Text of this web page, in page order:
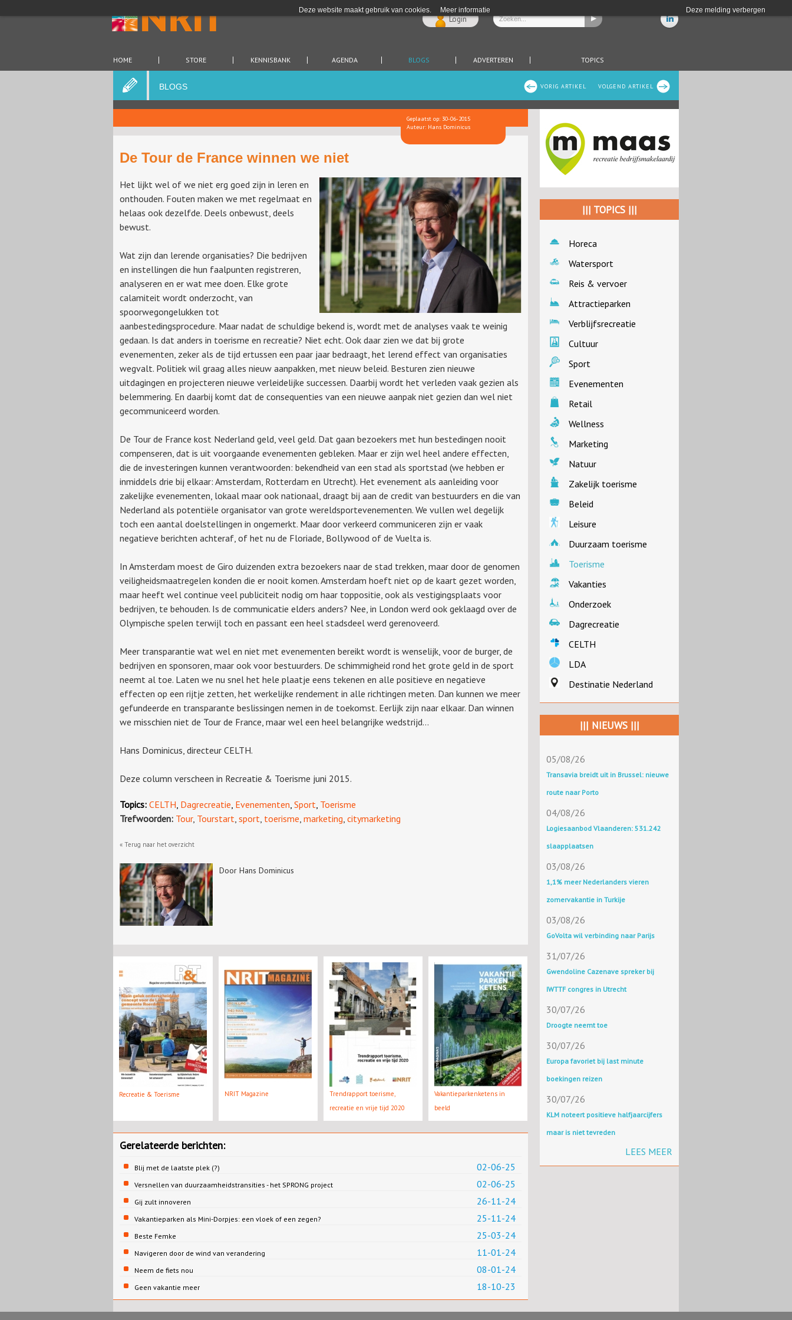
Deze website maakt gebruik van cookies. Meer informatie Deze melding verbergen
Login
HOME STORE KENNISBANK AGENDA BLOGS ADVERTEREN TOPICS
VOLGEND ARTIKEL
VORIG ARTIKEL
BLOGS
Geplaatst op: 30-06-2015
Auteur: Hans Dominicus
De Tour de France winnen we niet
Het lijkt wel of we niet erg goed zijn in leren en
onthouden. Fouten maken we met regelmaat en
helaas ook dezelfde. Deels onbewust, deels
bewust.
Wat zijn dan lerende organisaties? Die bedrijven
en instellingen die hun faalpunten registreren,
analyseren en er wat mee doen. Elke grote
calamiteit wordt onderzocht, van
spoorwegongelukken tot
aanbestedingsprocedure. Maar nadat de schuldige bekend is, wordt met de analyses vaak te weinig
gedaan. Is dat anders in toerisme en recreatie? Niet echt. Ook daar zien we dat bij grote
evenementen, zeker als de tijd ertussen een paar jaar bedraagt, het lerend effect van organisaties
wegvalt. Politiek wil graag alles nieuw aanpakken, met nieuw beleid. Besturen zien nieuwe
uitdagingen en projecteren nieuwe verleidelijke successen. Daarbij wordt het verleden vaak gezien als
belemmering. En daarbij komt dat de consequenties van een nieuwe aanpak niet gezien dan wel niet
gecommuniceerd worden.
De Tour de France kost Nederland geld, veel geld. Dat gaan bezoekers met hun bestedingen nooit
compenseren, dat is uit voorgaande evenementen gebleken. Maar er zijn wel heel andere effecten,
die de investeringen kunnen verantwoorden: bekendheid van een stad als sportstad (we hebben er
inmiddels drie bij elkaar: Amsterdam, Rotterdam en Utrecht). Het evenement als aanleiding voor
zakelijke evenementen, lokaal maar ook nationaal, draagt bij aan de credit van bestuurders en die van
Nederland als potentiële organisator van grote wereldsportevenementen. We vullen wel degelijk
toch een aantal doelstellingen in ongemerkt. Maar door verkeerd communiceren zijn er vaak
negatieve berichten achteraf, of het nu de Floriade, Bollywood of de Vuelta is.
In Amsterdam moest de Giro duizenden extra bezoekers naar de stad trekken, maar door de genomen
veiligheidsmaatregelen konden die er nooit komen. Amsterdam hoeft niet op de kaart gezet worden,
maar heeft wel continue veel publiciteit nodig om haar toppositie, ook als vestigingsplaats voor
bedrijven, te behouden. Is de communicatie elders anders? Nee, in London werd ook geklaagd over de
Olympische spelen terwijl toch en passant een heel stadsdeel werd gerenoveerd.
Meer transparantie wat wel en niet met evenementen bereikt wordt is wenselijk, voor de burger, de
bedrijven en sponsoren, maar ook voor bestuurders. De schimmigheid rond het grote geld in de sport
neemt al toe. Laten we nu snel het hele plaatje eens tekenen en alle positieve en negatieve
effecten op een rijtje zetten, het werkelijke rendement in alle richtingen meten. Dan kunnen we meer
gefundeerde en transparante beslissingen nemen in de toekomst. Eerlijk zijn naar elkaar. Dan winnen
we misschien niet de Tour de France, maar wel een heel belangrijke wedstrijd…
Hans Dominicus, directeur CELTH.
Deze column verscheen in Recreatie & Toerisme juni 2015.
Topics: CELTH Dagrecreatie Evenementen Sport Toerisme
Trefwoorden: Tour, Tourstart sport toerisme marketing citymarketing
« Terug naar het overzicht
Door Hans Dominicus
Recreatie & Toerisme NRIT Magazine
Trendrapport toerisme,
recreatie en vrije tijd 2020
Vakantieparkenketens in
beeld
Gerelateerde berichten:
02-06-25
Blij met de laatste plek (?)
02-06-25
Versnellen van duurzaamheidstransities - het SPRONG project
26-11-24
Gij zult innoveren
25-11-24
Vakantieparken als Mini-Dorpjes: een vloek of een zegen?
25-03-24
Beste Femke
11-01-24
Navigeren door de wind van verandering
08-01-24
Neem de fiets nou
18-10-23
Geen vakantie meer
||| TOPICS |||
Horeca
Watersport
Reis & vervoer
Attractieparken
Verblijfsrecreatie
Cultuur
Sport
Evenementen
Retail
Wellness
Marketing
Natuur
Zakelijk toerisme
Beleid
Leisure
Duurzaam toerisme
Toerisme
Vakanties
Onderzoek
Dagrecreatie
CELTH
LDA
Destinatie Nederland
||| NIEUWS |||
05/08/26
Transavia breidt uit in Brussel: nieuwe
route naar Porto
04/08/26
Logiesaanbod Vlaanderen: 531.242
slaapplaatsen
03/08/26
1,1% meer Nederlanders vieren
zomervakantie in Turkije
03/08/26
GoVolta wil verbinding naar Parijs
31/07/26
Gwendoline Cazenave spreker bij
IWTTF congres in Utrecht
30/07/26
Droogte neemt toe
30/07/26
Europa favoriet bij last minute
boekingen reizen
30/07/26
KLM noteert positieve halfjaarcijfers
maar is niet tevreden
LEES MEER